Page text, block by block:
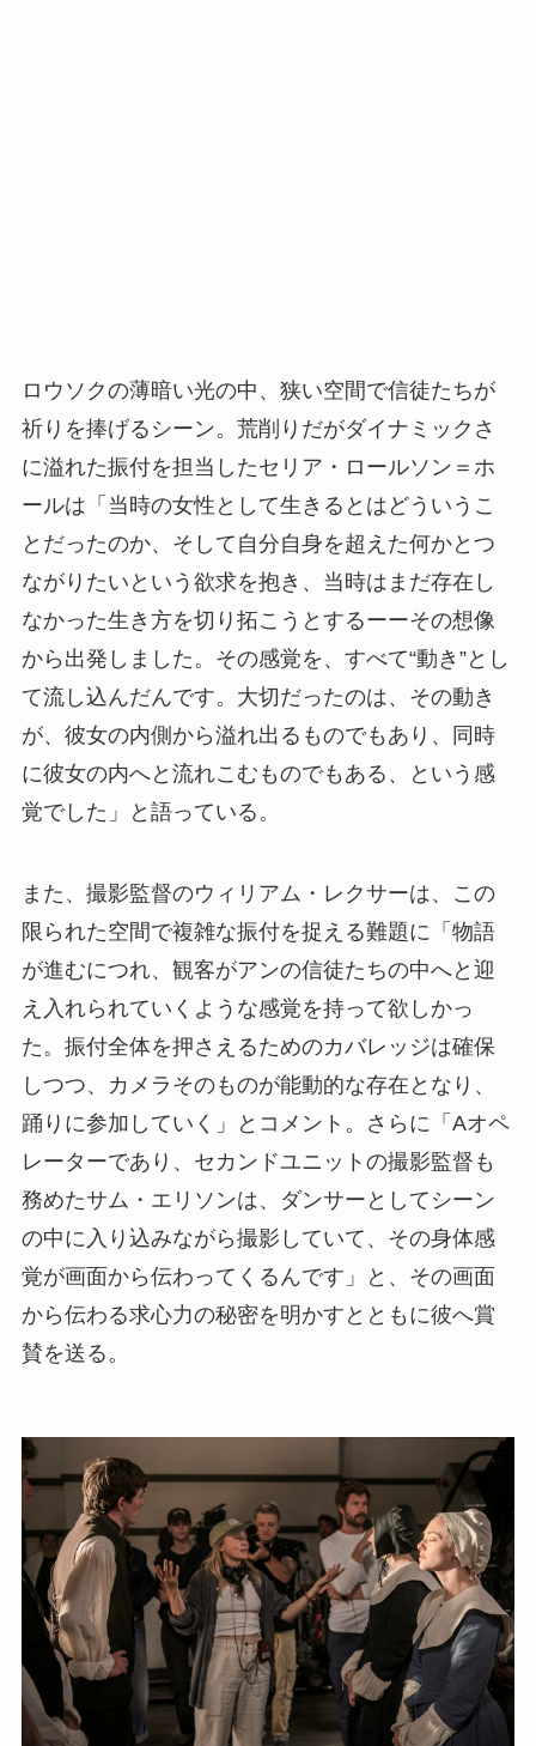
ロウソクの薄暗い光の中、狭い空間で信徒たちが
祈りを捧げるシーン。荒削りだがダイナミックさ
に溢れた振付を担当したセリア・ロールソン＝ホ
ールは「当時の女性として生きるとはどういうこ
とだったのか、そして自分自身を超えた何かとつ
ながりたいという欲求を抱き、当時はまだ存在し
なかった生き方を切り拓こうとするーーその想像
から出発しました。その感覚を、すべて“動き”とし
て流し込んだんです。大切だったのは、その動き
が、彼女の内側から溢れ出るものでもあり、同時
に彼女の内へと流れこむものでもある、という感
覚でした」と語っている。
また、撮影監督のウィリアム・レクサーは、この
限られた空間で複雑な振付を捉える難題に「物語
が進むにつれ、観客がアンの信徒たちの中へと迎
え入れられていくような感覚を持って欲しかっ
た。振付全体を押さえるためのカバレッジは確保
しつつ、カメラそのものが能動的な存在となり、
踊りに参加していく」とコメント。さらに「Aオペ
レーターであり、セカンドユニットの撮影監督も
務めたサム・エリソンは、ダンサーとしてシーン
の中に入り込みながら撮影していて、その身体感
覚が画面から伝わってくるんです」と、その画面
から伝わる求心力の秘密を明かすとともに彼へ賞
賛を送る。